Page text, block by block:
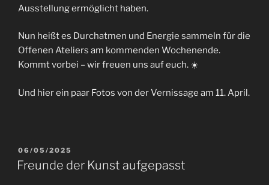
Ausstellung ermöglicht haben.
Nun heißt es Durchatmen und Energie sammeln für die
Offenen Ateliers am kommenden Wochenende.
Kommt vorbei – wir freuen uns auf euch. ☀️
Und hier ein paar Fotos von der Vernissage am 11. April.
VERÖFFENTLICHT
AM
06/05/2025
Freunde der Kunst aufgepasst